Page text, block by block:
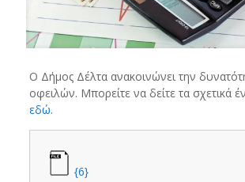
Ο Δήμος Δέλτα ανακοινώνει την
οφειλών. Μπορείτε να δείτε τα σχετικά
εδώ.
{6}